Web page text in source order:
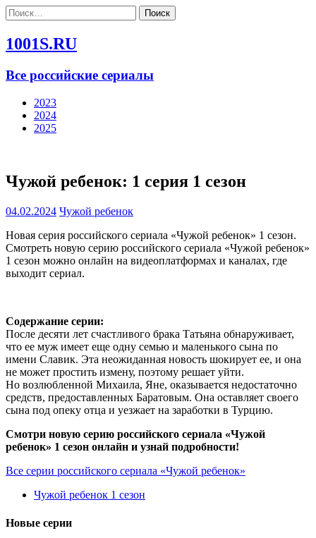
Найти:
1001S.RU
Все российские сериалы
2023
2024
2025
Чужой ребенок: 1 серия 1 сезон
04.02.2024 Чужой ребенок
Новая серия российского сериала «Чужой ребенок» 1 сезон.
Смотреть новую серию российского сериала «Чужой ребенок»
1 сезон можно онлайн на видеоплатформах и каналах, где
выходит сериал.
Содержание серии:
После десяти лет счастливого брака Татьяна обнаруживает,
что ее муж имеет еще одну семью и маленького сына по
имени Славик. Эта неожиданная новость шокирует ее, и она
не может простить измену, поэтому решает уйти.
Но возлюбленной Михаила, Яне, оказывается недостаточно
средств, предоставленных Баратовым. Она оставляет своего
сына под опеку отца и уезжает на заработки в Турцию.
Смотри новую серию российского сериала «Чужой
ребенок» 1 сезон онлайн и узнай подробности!
Все серии российского сериала «Чужой ребенок»
Чужой ребенок 1 сезон
Новые серии